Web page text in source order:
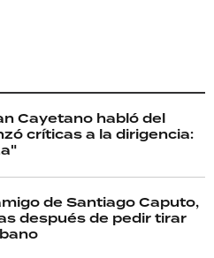
Cayetano habló del
críticas a la dirigencia:
de Santiago Caputo,
después de pedir tirar